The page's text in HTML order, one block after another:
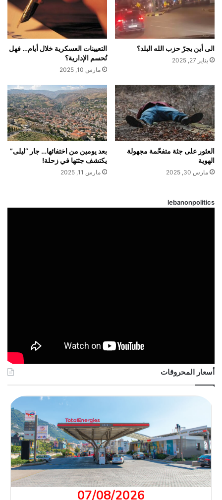
الى أين يجرّ حزب الله البلد؟
يناير 27, 2025
التعيينات العسكرية خلال أيام… فهل
تُحسم الإدارية؟
مارس 10, 2025
العثور على جثة متفحّمة مجهولة
الهوية
مارس 30, 2025
بعد يومين من اختفائها… جار “ليلى”
يكتشف جثتها في زحلة!
مارس 11, 2025
lebanonpolitics
أسعار المحروقات